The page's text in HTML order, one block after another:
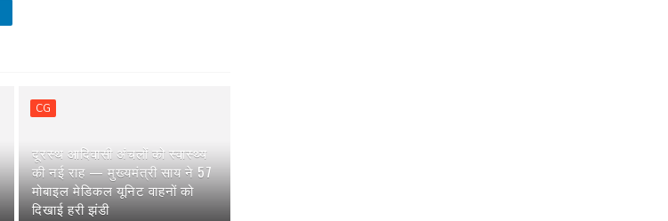
CG
दूरस्थ आदिवासी अंचलों को स्वास्थ्य
की नई राह — मुख्यमंत्री साय ने 57
मोबाइल मेडिकल यूनिट वाहनों को
दिखाई हरी झंडी